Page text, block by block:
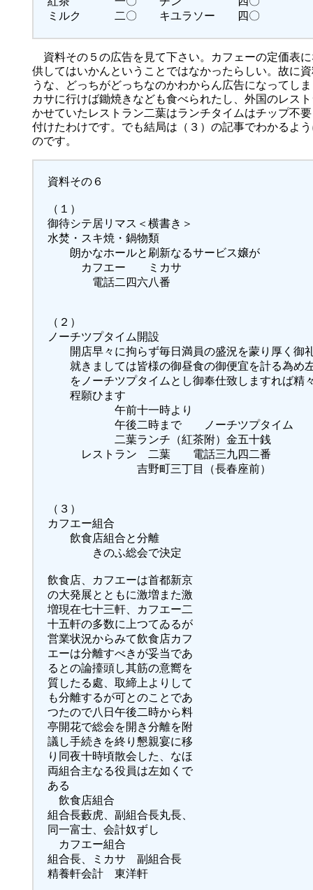
ミルク 二〇 キユラソー 四〇
資料その５の広告を見て下さい。カフェーの定価表
供してはいかんということではなかったらしい。故に
うな、どっちがどっちなのかわからん広告になってし
カサに行けば鋤焼きなども食べられたし、外国のレス
かせていたレストラン二葉はランチタイムはチップ不
付けたわけです。でも結局は（３）の記事でわかるよ
のです。
資料その６
（１）
御待シテ居リマス＜横書き＞
水焚・スキ焼・鍋物類
朗かなホールと刷新なるサービス嬢が
カフエー ミカサ
電話二四六八番
（２）
ノーチツプタイム開設
開店早々に拘らず毎日満員の盛況を蒙り厚く御
就きましては皆様の御昼食の御便宜を計る為め
をノーチツプタイムとし御奉仕致しますれば精
程願ひます
午前十一時より
午後二時まで ノーチツプタイム
二葉ランチ（紅茶附）金五十銭
レストラン 二葉 電話三九四二番
吉野町三丁目（長春座前）
（３）
カフエー組合
飲食店組合と分離
きのふ総会で決定
飲食店、カフエーは首都新京
の大発展とともに激増また激
増現在七十三軒、カフエー二
十五軒の多数に上つてゐるが
営業状況からみて飲食店カフ
エーは分離すべきが妥当であ
るとの論擡頭し其筋の意嚮を
質したる處、取締上よりして
も分離するが可とのことであ
つたので八日午後二時から料
亭開花で総会を開き分離を附
議し手続きを終り懇親宴に移
り同夜十時頃散会した、なほ
両組合主なる役員は左如くで
ある
飲食店組合
組合長藪虎、副組合長丸長、
同一富士、会計奴ずし
カフエー組合
組合長、ミカサ 副組合長
精養軒会計 東洋軒